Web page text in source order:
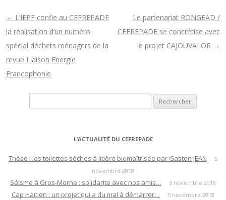
N
a
v
i
g
d
← L’IEPF confie au CEFREPADE
la réalisation d’un numéro
spécial déchets ménagers de la
revue Liaison Energie
Francophonie
Le partenariat RONGEAD /
CEFREPADE se concrétise avec
le projet CAJOUVALOR →
L’ACTUALITÉ DU CEFREPADE
Thèse : les toilettes sèches à litière biomaîtrisée par Gaston JEAN
5
novembre 2018
Séisme à Gros-Morne : solidarite avec nos amis… 5 novembre 2018
Cap Haïtien : un projet qui a du mal à démarrer… 5 novembre 2018